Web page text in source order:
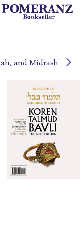
דלג לתוכן